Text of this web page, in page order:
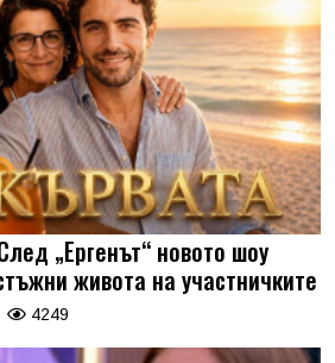
„Ергенът“ новото шоу
живота на участничките
4249